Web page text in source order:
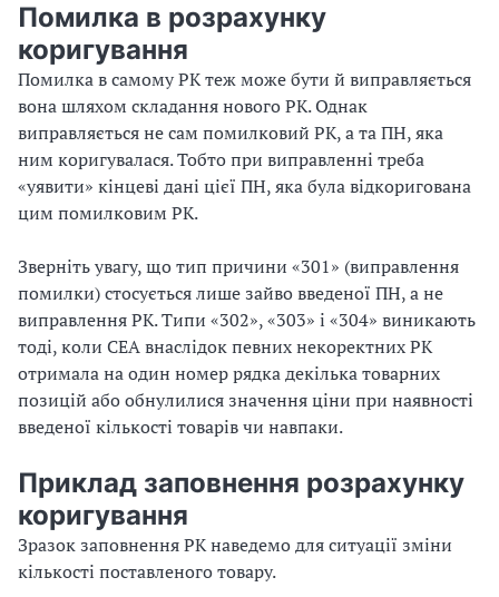
Помилка в розрахунку
коригування
Помилка в самому РК теж може бути й виправляється
вона шляхом складання нового РК. Однак
виправляється не сам помилковий РК, а та ПН, яка
ним коригувалася. Тобто при виправленні треба
«уявити» кінцеві дані цієї ПН, яка була відкоригована
цим помилковим РК.
Зверніть увагу, що тип причини «301» (виправлення
помилки) стосується лише зайво введеної ПН, а не
виправлення РК. Типи «302», «303» і «304» виникають
тоді, коли СЕА внаслідок певних некоректних РК
отримала на один номер рядка декілька товарних
позицій або обнулилися значення ціни при наявності
введеної кількості товарів чи навпаки.
Приклад заповнення розрахунку
коригування
Зразок заповнення РК наведемо для ситуації зміни
кількості поставленого товару.